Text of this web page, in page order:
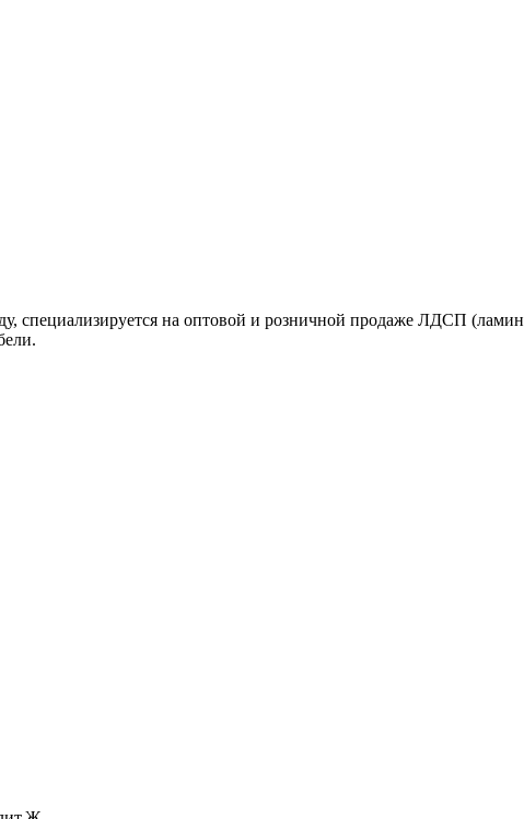
специализируется на оптовой и розничной продаже ЛДСП